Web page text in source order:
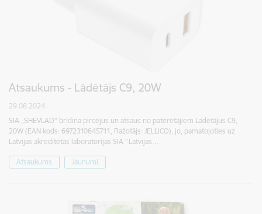
Atsaukums - Lādētājs C9, 20W
29.08.2024.
SIA „SHEVLAD" brīdina pircējus un atsauc no patērētājiem Lādētājus C9,
20W (EAN kods: 6972310645711, Ražotājs: JELLICO), jo, pamatojoties uz
Latvijas akreditētās laboratorijas SIA ‘’Latvijas…
Atsaukums Jaunumi